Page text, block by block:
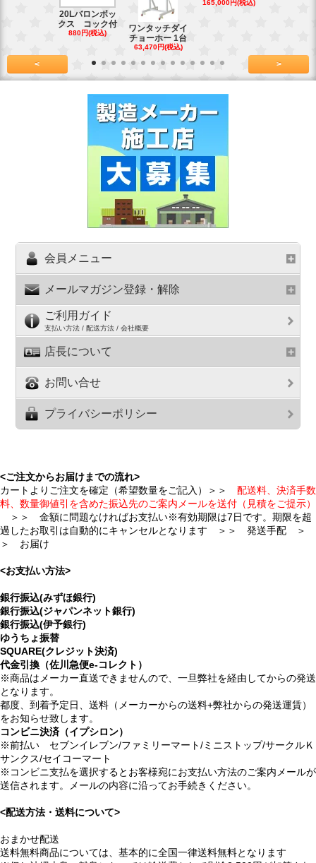
20Lバロンボッ
クス コック付
880円(税込)
ワンタッチダイ
チョーホー 1台
63,470円(税込)
165,000円(税込)
< >
会員メニュー
メールマガジン登録・解除
ご利用ガイド
支払い方法 / 配送方法 / 会社概要
店長について
お問い合せ
プライバシーポリシー
<ご注文からお届けまでの流れ>
カートよりご注文を確定（希望数量をご記入）＞＞ 配送料、決済手数
料、数量御値引を含めた振込先のご案内メールを送付（見積をご提示）
＞＞ 金額に問題なければお支払い※有効期限は7日です。期限を超
過したお取引は自動的にキャンセルとなります ＞＞ 発送手配 ＞
＞ お届け
<お支払い方法>
銀行振込(みずほ銀行)
銀行振込(ジャパンネット銀行)
銀行振込(伊予銀行)
ゆうちょ振替
SQUARE(クレジット決済)
代金引換（佐川急便e-コレクト）
※商品はメーカー直送できませんので、一旦弊社を経由してからの発送
となります。
都度、到着予定日、送料（メーカーからの送料+弊社からの発送運賃）
をお知らせ致します。
コンビニ決済（イプシロン）
※前払い セブンイレブン/ファミリーマート/ミニストップ/サークルＫ
サンクス/セイコーマート
※コンビニ支払を選択するとお客様宛にお支払い方法のご案内メールが
送信されます。メールの内容に沿ってお手続きください。
<配送方法・送料について>
おまかせ配送
送料無料商品については、基本的に全国一律送料無料となります